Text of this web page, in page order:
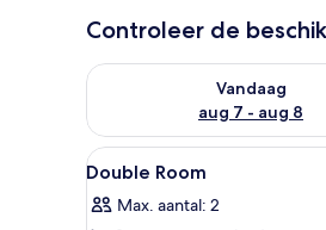
Controleer de
Vandaag
aug 7 - aug 8
De beschikbaarheid
Alle
foto's
voor
19
Double Room
Max. aantal: 2